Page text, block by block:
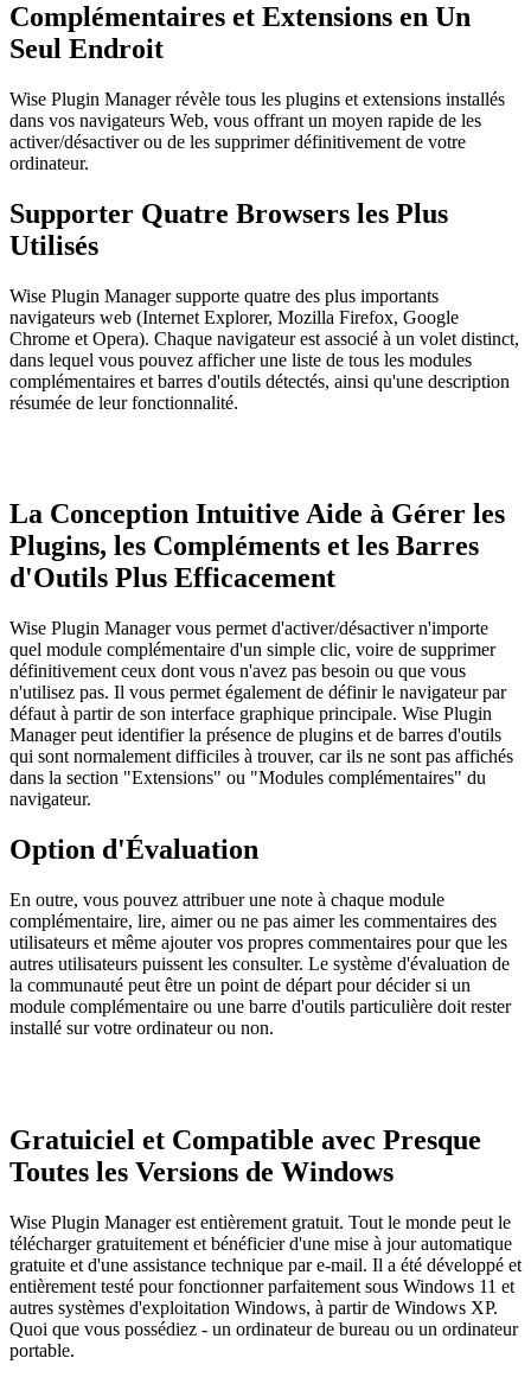
Complémentaires et Extensions en Un
Seul Endroit
Wise Plugin Manager révèle tous les plugins et extensions installés
dans vos navigateurs Web, vous offrant un moyen rapide de les
activer/désactiver ou de les supprimer définitivement de votre
ordinateur.
Supporter Quatre Browsers les Plus
Utilisés
Wise Plugin Manager supporte quatre des plus importants
navigateurs web (Internet Explorer, Mozilla Firefox, Google
Chrome et Opera). Chaque navigateur est associé à un volet distinct,
dans lequel vous pouvez afficher une liste de tous les modules
complémentaires et barres d'outils détectés, ainsi qu'une description
résumée de leur fonctionnalité.
La Conception Intuitive Aide à Gérer les
Plugins, les Compléments et les Barres
d'Outils Plus Efficacement
Wise Plugin Manager vous permet d'activer/désactiver n'importe
quel module complémentaire d'un simple clic, voire de supprimer
définitivement ceux dont vous n'avez pas besoin ou que vous
n'utilisez pas. Il vous permet également de définir le navigateur par
défaut à partir de son interface graphique principale. Wise Plugin
Manager peut identifier la présence de plugins et de barres d'outils
qui sont normalement difficiles à trouver, car ils ne sont pas affichés
dans la section "Extensions" ou "Modules complémentaires" du
navigateur.
Option d'Évaluation
En outre, vous pouvez attribuer une note à chaque module
complémentaire, lire, aimer ou ne pas aimer les commentaires des
utilisateurs et même ajouter vos propres commentaires pour que les
autres utilisateurs puissent les consulter. Le système d'évaluation de
la communauté peut être un point de départ pour décider si un
module complémentaire ou une barre d'outils particulière doit rester
installé sur votre ordinateur ou non.
Gratuiciel et Compatible avec Presque
Toutes les Versions de Windows
Wise Plugin Manager est entièrement gratuit. Tout le monde peut le
télécharger gratuitement et bénéficier d'une mise à jour automatique
gratuite et d'une assistance technique par e-mail. Il a été développé et
entièrement testé pour fonctionner parfaitement sous Windows 11 et
autres systèmes d'exploitation Windows, à partir de Windows XP.
Quoi que vous possédiez - un ordinateur de bureau ou un ordinateur
portable.